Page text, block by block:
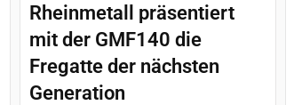
Rheinmetall präsentiert
mit der GMF140 die
Fregatte der nächsten
Generation